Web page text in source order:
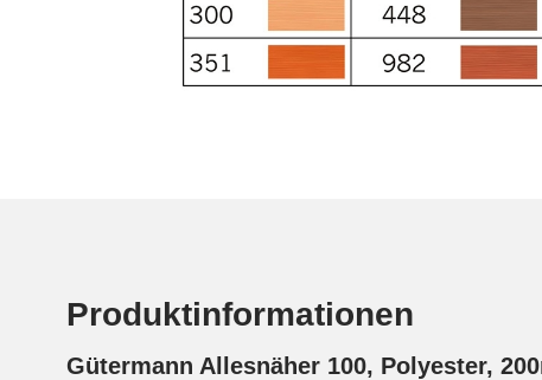
Produktinformationen
Gütermann Allesnäher 100, Polyester,